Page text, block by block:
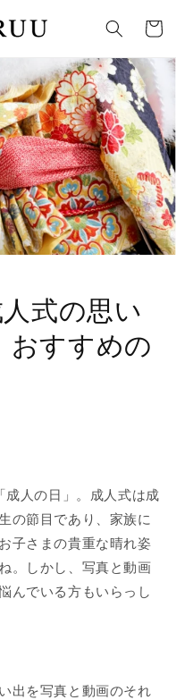
ー
人式の思い
おすすめの
成人の日」。成人式は成
の節目であり、家族に
子さまの貴重な晴れ姿
。しかし、写真と動画
んでいる方もいらっし
出を写真と動画のそれ